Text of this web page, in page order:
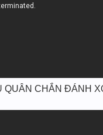
CHẮN ĐÁNH